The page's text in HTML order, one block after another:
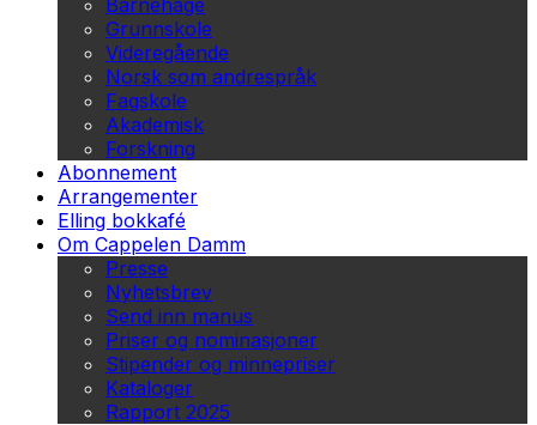
Barnehage
Grunnskole
Videregående
Norsk som andrespråk
Fagskole
Akademisk
Forskning
Abonnement
Arrangementer
Elling bokkafé
Om Cappelen Damm
Presse
Nyhetsbrev
Send inn manus
Priser og nominasjoner
Stipender og minnepriser
Kataloger
Rapport 2025